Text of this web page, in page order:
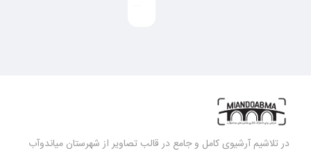
در تلاشیم آرشیوی کامل و جامع در قالب تصاویر از شهرستان میاندوآب